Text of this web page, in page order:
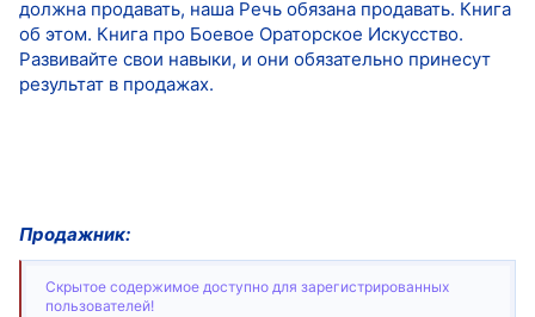
должна продавать, наша Речь обязана продавать. Книга
об этом. Книга про Боевое Ораторское Искусство.
Развивайте свои навыки, и они обязательно принесут
результат в продажах.
Продажник:
Скрытое содержимое доступно для зарегистрированных
пользователей!